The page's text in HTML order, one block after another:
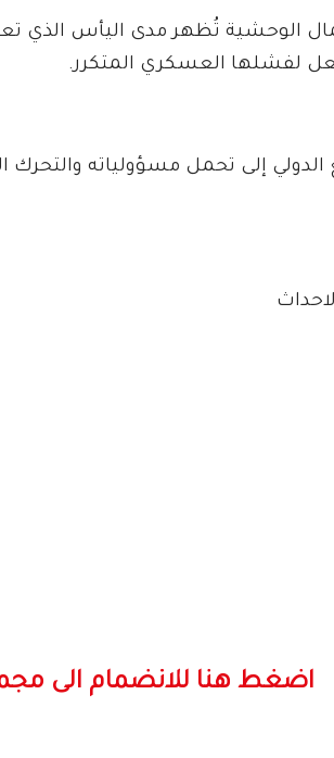
الوحشية تُظهر مدى اليأس الذي
لفشلها العسكري المتكرر.
إلى تحمل مسؤولياته والتحرك
اضغط هنا للانضمام الى